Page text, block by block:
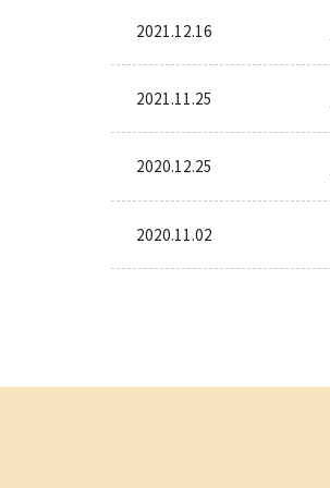
2021.12.16
2021.11.25
2020.12.25
2020.11.02